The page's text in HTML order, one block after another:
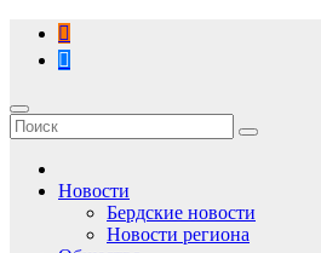
Перейти
содержимому
Новости
Бердские новости
Новости региона